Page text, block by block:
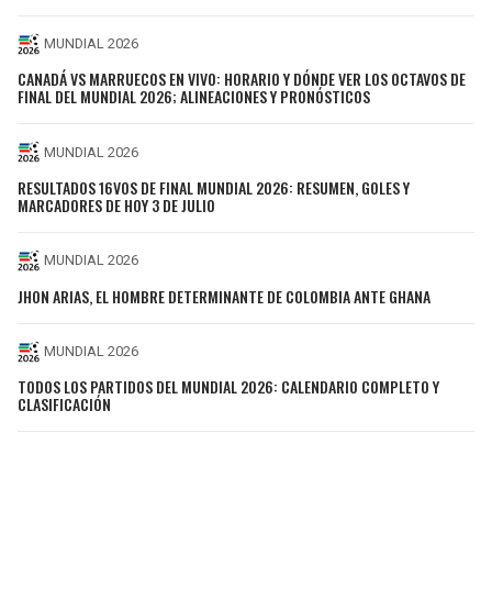
MUNDIAL 2026
CANADÁ VS MARRUECOS EN VIVO: HORARIO Y DÓNDE VER LOS OCTAVOS DE
FINAL DEL MUNDIAL 2026; ALINEACIONES Y PRONÓSTICOS
MUNDIAL 2026
RESULTADOS 16VOS DE FINAL MUNDIAL 2026: RESUMEN, GOLES Y
MARCADORES DE HOY 3 DE JULIO
MUNDIAL 2026
JHON ARIAS, EL HOMBRE DETERMINANTE DE COLOMBIA ANTE GHANA
MUNDIAL 2026
TODOS LOS PARTIDOS DEL MUNDIAL 2026: CALENDARIO COMPLETO Y
CLASIFICACIÓN